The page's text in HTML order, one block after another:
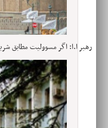
رهبر ا.ا: اگر مسوولیت‌ مطابق